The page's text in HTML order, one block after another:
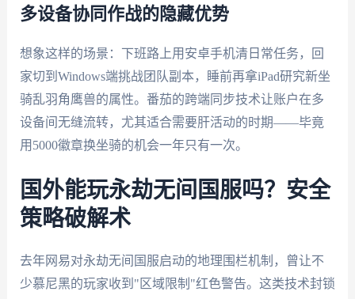
多设备协同作战的隐藏优势
想象这样的场景：下班路上用安卓手机清日常任务，回
家切到Windows端挑战团队副本，睡前再拿iPad研究新坐
骑乱羽角鹰兽的属性。番茄的跨端同步技术让账户在多
设备间无缝流转，尤其适合需要肝活动的时期——毕竟
用5000徽章换坐骑的机会一年只有一次。
国外能玩永劫无间国服吗？安全
策略破解术
去年网易对永劫无间国服启动的地理围栏机制，曾让不
少慕尼黑的玩家收到"区域限制"红色警告。这类技术封锁